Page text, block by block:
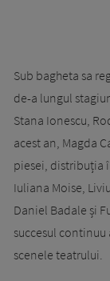
Sub bagheta sa
de-a lungul
Stana Ionescu,
acest an, Magda
piesei, distribuția
Iuliana Moise,
Daniel Badale și
succesul
scenele teatrului.